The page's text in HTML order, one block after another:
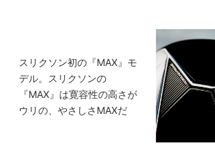
スリクソン初の『MAX』モ
デル。スリクソンの
『MAX』は寛容性の高さが
ウリの、やさしさMAXだ